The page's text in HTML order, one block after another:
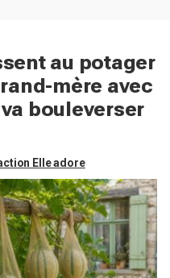
au potager
mère avec
bouleverser
Elle adore